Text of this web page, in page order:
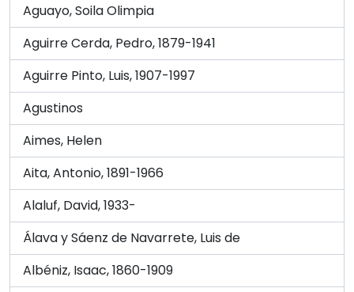
Aguayo, Soila Olimpia
Aguirre Cerda, Pedro, 1879-1941
Aguirre Pinto, Luis, 1907-1997
Agustinos
Aimes, Helen
Aita, Antonio, 1891-1966
Alaluf, David, 1933-
Álava y Sáenz de Navarrete, Luis de
Albéniz, Isaac, 1860-1909